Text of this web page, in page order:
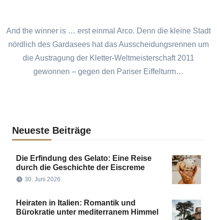
And the winner is … erst einmal Arco. Denn die kleine Stadt
nördlich des Gardasees hat das Ausscheidungsrennen um
die Austragung der Kletter-Weltmeisterschaft 2011
gewonnen – gegen den Pariser Eiffelturm…
Neueste Beiträge
Die Erfindung des Gelato: Eine Reise
durch die Geschichte der Eiscreme
30. Juni 2026
Heiraten in Italien: Romantik und
Bürokratie unter mediterranem Himmel